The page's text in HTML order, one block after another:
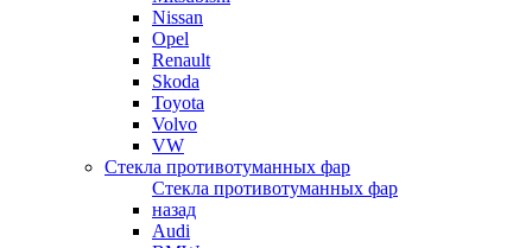
Nissan
Opel
Renault
Skoda
Toyota
Volvo
VW
Стекла противотуманных фар
Стекла противотуманных фар
назад
Audi